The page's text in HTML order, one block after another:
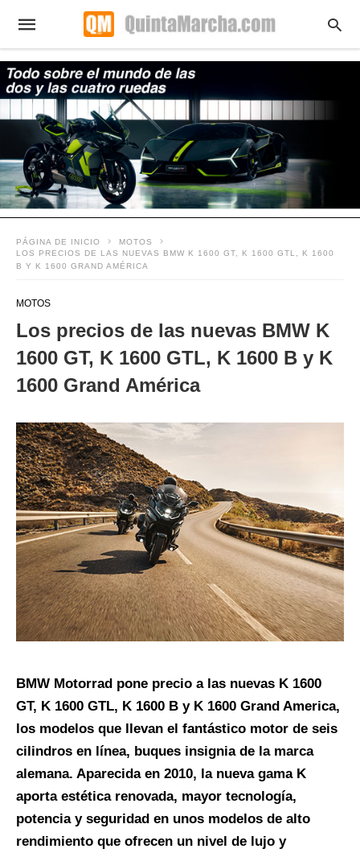
PÁGINA DE INICIO
MOTOS
LOS PRECIOS DE LAS NUEVAS BMW K 1600 GT, K 1600 GTL, K 1600
B Y K 1600 GRAND AMÉRICA
MOTOS
Los precios de las nuevas BMW K
1600 GT, K 1600 GTL, K 1600 B y K
1600 Grand América
BMW Motorrad pone precio a las nuevas K 1600
GT, K 1600 GTL, K 1600 B y K 1600 Grand America,
los modelos que llevan el fantástico motor de seis
cilindros en línea, buques insignia de la marca
alemana. Aparecida en 2010, la nueva gama K
aporta estética renovada, mayor tecnología,
potencia y seguridad en unos modelos de alto
rendimiento que ofrecen un nivel de lujo y